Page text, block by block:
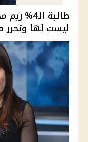
طالبة
ليست لها وتحرر